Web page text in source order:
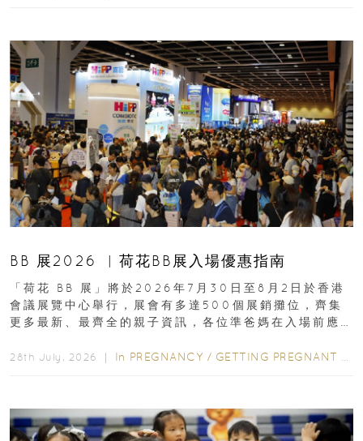
BB 展2026 ︳荷花BB展入場優惠指南
「荷花 BB 展」將於2026年7月30日至8月2日於香港
會議展覽中心舉行，展會有多達500個展銷攤位，齊集
更多最新、最齊全的親子資訊，各位準爸媽在入場前應
28th July, 2026 ｜ In PREGNANCY / GETTING PREGNANT